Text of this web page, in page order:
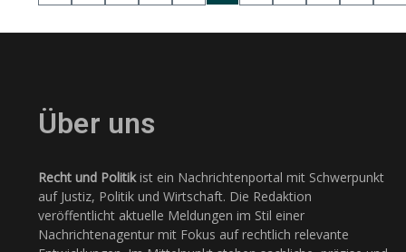
Über uns
Recht und Politikist ein Nachrichtenportal mit Schwerpunkt
auf Justiz, Politik und Wirtschaft. Die Redaktion
veröffentlicht aktuelle Meldungen im Stil einer
Nachrichtenagentur mit Fokus auf rechtlich relevante